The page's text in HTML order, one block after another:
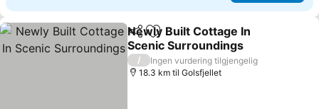
Del Legg til i favoritter
Newly Built Cottage In
Scenic Surroundings
Se priser
/
Ingen vurdering tilgjengelig
18.3 km til Golsfjellet